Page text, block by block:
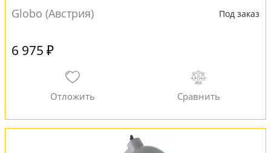
Globo (Австрия)
Под заказ
6 975 ₽